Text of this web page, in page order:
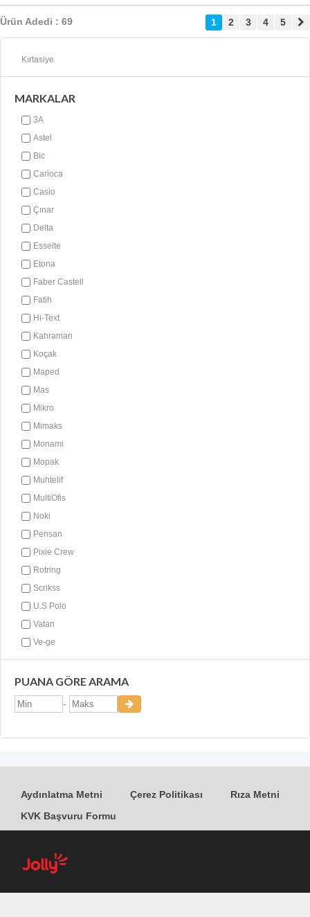
Ürün Adedi : 69 1 2 3 4 5
Kırtasiye
MARKALAR
3A
Astel
Bic
Carioca
Casio
Çınar
Delta
Esselte
Etona
Faber Castell
Fatih
Hi-Text
Kahraman
Koçak
Maped
Mas
Mikro
Mimaks
Monami
Mopak
Muhtelif
MultiOfis
Noki
Pensan
Pixie Crew
Rotring
Scrikss
U.S Polo
Vatan
Ve-ge
PUANA GÖRE ARAMA
-
Aydınlatma Metni Çerez Politikası
Rıza Metni
KVK Başvuru Formu